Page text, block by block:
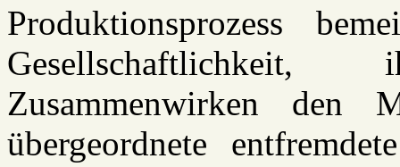
Produktionsprozess
Zusammenwirken den
übergeordnete